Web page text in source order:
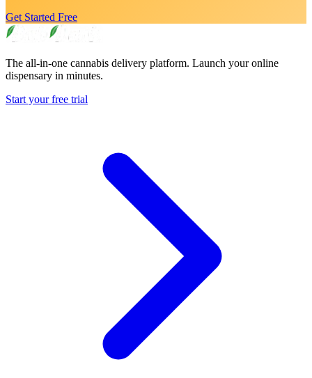
Get Started Free
The all-in-one cannabis delivery platform. Launch your online
dispensary in minutes.
Start your free trial